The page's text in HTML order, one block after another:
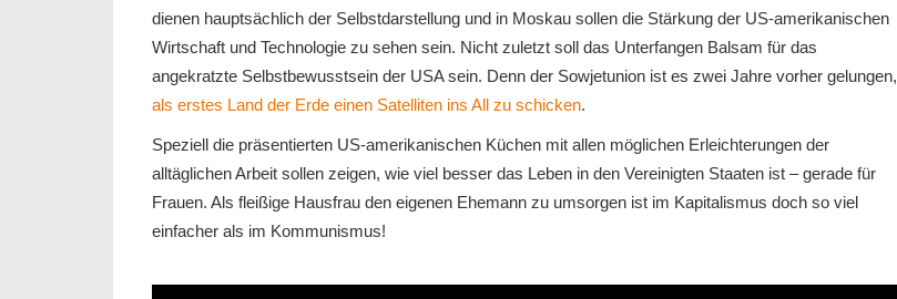
dienen hauptsächlich der Selbstdarstellung und in Moskau sollen die Stärkung der US-amerikanischen
Wirtschaft und Technologie zu sehen sein. Nicht zuletzt soll das Unterfangen Balsam für das
angekratzte Selbstbewusstsein der USA sein. Denn der Sowjetunion ist es zwei Jahre vorher gelungen,
als erstes Land der Erde einen Satelliten ins All zu schicken.
Speziell die präsentierten US-amerikanischen Küchen mit allen möglichen Erleichterungen der
alltäglichen Arbeit sollen zeigen, wie viel besser das Leben in den Vereinigten Staaten ist – gerade für
Frauen. Als fleißige Hausfrau den eigenen Ehemann zu umsorgen ist im Kapitalismus doch so viel
einfacher als im Kommunismus!